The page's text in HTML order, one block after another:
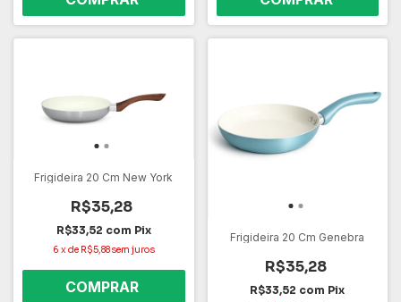
Frigideira 20 Cm New York
R$35,28
R$33,52 com Pix
6 x de R$5,88sem juros
Frigideira 20 Cm Genebra
R$35,28
R$33,52 com Pix